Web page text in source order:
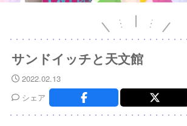
サンドイッチと天文館
2022.02.13
シェア